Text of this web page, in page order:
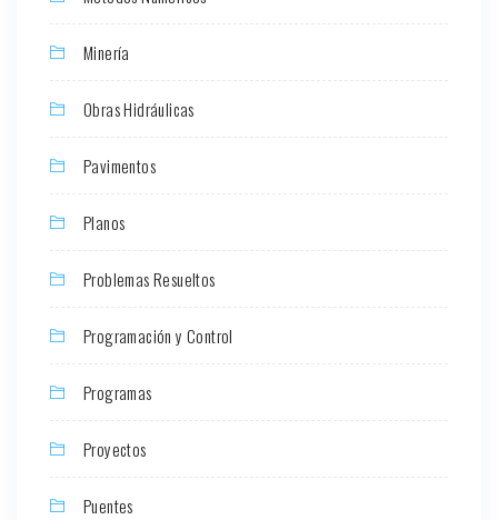
Minería
Obras Hidráulicas
Pavimentos
Planos
Problemas Resueltos
Programación y Control
Programas
Proyectos
Puentes